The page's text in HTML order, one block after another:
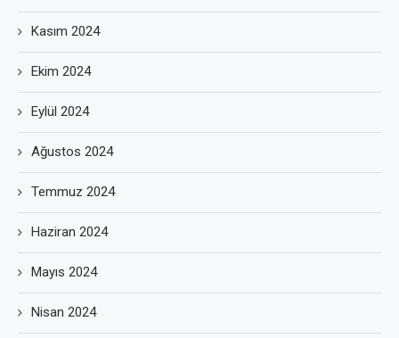
Kasım 2024
Ekim 2024
Eylül 2024
Ağustos 2024
Temmuz 2024
Haziran 2024
Mayıs 2024
Nisan 2024